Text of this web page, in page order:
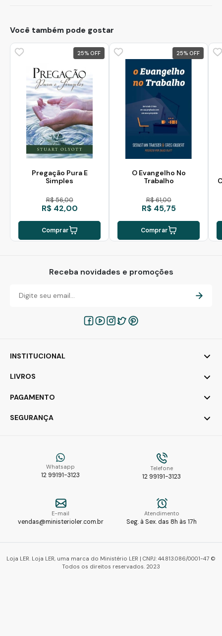
Você também pode gostar
25%
Pregação Pura E
Simples
R$ 56,00
R$ 42,00
Comprar
25%
O Evangelho No
Trabalho
R$ 61,00
R$ 45,75
Comprar
Receba novidades e promoções
Whatsapp
12 99191-3123
Telefone
12 99191-3123
E-mail
vendas@ministerioler.com.br
Atendimento
Seg. à Sex. das 8h às 17h
INSTITUCIONAL
LIVROS
PAGAMENTO
SEGURANÇA
Loja LER. Loja LER, uma marca do Ministério LER | CNPJ: 44.813.086/0001-47 ©
Todos os direitos reservados. 2023